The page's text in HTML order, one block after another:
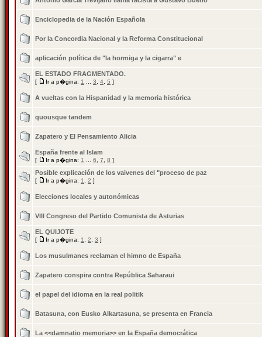
Enciclopedia de la Nación Española
Por la Concordia Nacional y la Reforma Constitucional
aplicación política de "la hormiga y la cigarra" e
EL ESTADO FRAGMENTADO.
[ Ir a p�gina: 1 3 4 5 ]
A vueltas con la Hispanidad y la memoria histórica
quousque tandem
Zapatero y El Pensamiento Alicia
España frente al Islam
[ Ir a p�gina: 1 6 7 8 ]
Posible explicación de los vaivenes del "proceso de paz
[ Ir a p�gina: 1 2 ]
Elecciones locales y autonómicas
VIII Congreso del Partido Comunista de Asturias
EL QUIJOTE
[ Ir a p�gina: 1 2 3 ]
Los musulmanes reclaman el himno de España
Zapatero conspira contra República Saharaui
el papel del idioma en la real politik
Batasuna, con Eusko Alkartasuna, se presenta en Francia
La <<damnatio memoria>> en la España democrática